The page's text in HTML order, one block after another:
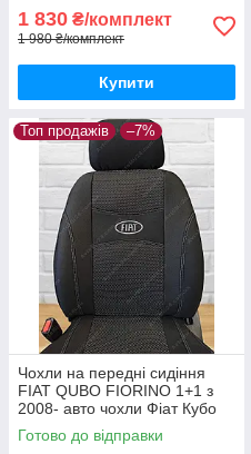
1 830 ₴/комплект
1 980 ₴/комплект
Купити
Топ продажів –7%
Чохли на передні сидіння
FIAT QUBO FIORINO 1+1 з
2008- авто чохли Фіат Кубо
Фіоріно після 2008 (передні)
Готово до відправки